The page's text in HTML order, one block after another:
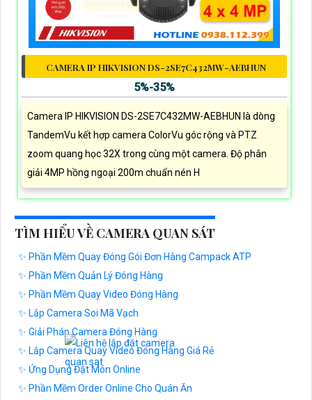
CAMERA IP HIKVISION DS-2SE7C432MW-AEBHUN
5%-35%
Camera IP HIKVISION DS-2SE7C432MW-AEBHUN là dòng
TandemVu kết hợp camera ColorVu góc rộng và PTZ
zoom quang học 32X trong cùng một camera. Độ phân
giải 4MP hồng ngoại 200m chuẩn nén H
TÌM HIỂU VỀ CAMERA QUAN SÁT
✨ Phần Mềm Quay Đóng Gói Đơn Hàng Campack ATP
✨ Phần Mềm Quản Lý Đóng Hàng
✨ Phần Mềm Quay Video Đóng Hàng
✨ Lắp Camera Soi Mã Vạch
✨ Giải Pháp Camera Đóng Hàng
✨ Lắp Camera Quay Video Đóng Hàng Giá Rẻ
✨ Ứng Dụng Đặt Món Online
✨ Phần Mềm Order Online Cho Quán Ăn